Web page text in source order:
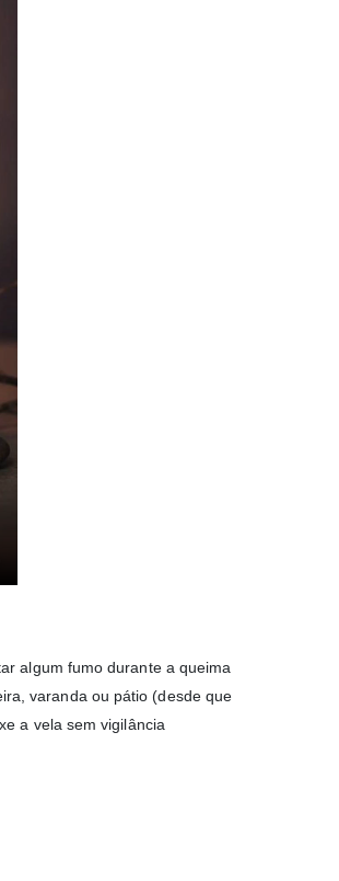
algum fumo durante a queima
varanda ou pátio (desde que
a vela sem vigilância